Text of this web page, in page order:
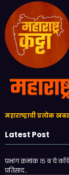
महाराष्ट्राची प्रत्येक
Latest Post
प्रभाग क्रमांक १५ ब चे
प्रतिसाद…